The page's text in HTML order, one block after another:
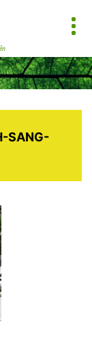
SANG-